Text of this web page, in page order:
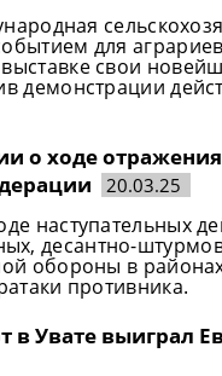
для
свои
демонстрации
о ходе
20.03.25
наступательных
десантно-
обороны в
противника.
в Увате выиграл